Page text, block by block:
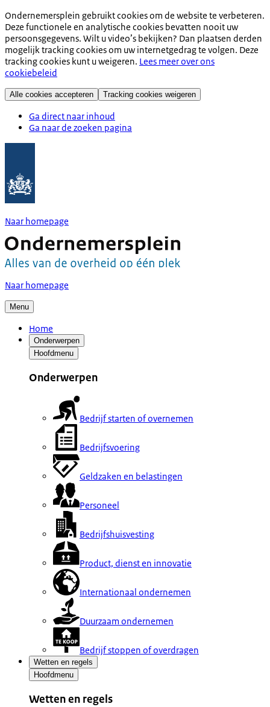
Ondernemersplein gebruikt cookies om de website te verbeteren.
Deze functionele en analytische cookies bevatten nooit uw
persoonsgegevens. Wilt u video’s bekijken? Dan plaatsen derden
mogelijk tracking cookies om uw internetgedrag te volgen. Deze
tracking cookies kunt u weigeren. Lees meer over ons
cookiebeleid
Alle cookies accepteren Tracking cookies weigeren
Ga direct naar inhoud
Ga naar de zoeken pagina
Naar homepage
Naar homepage
Menu
Home
Onderwerpen
Hoofdmenu
Onderwerpen
Bedrijf starten of overnemen
Bedrijfsvoering
Geldzaken en belastingen
Personeel
Bedrijfshuisvesting
Product, dienst en innovatie
Internationaal ondernemen
Duurzaam ondernemen
Bedrijf stoppen of overdragen
Wetten en regels
Hoofdmenu
Wetten en regels